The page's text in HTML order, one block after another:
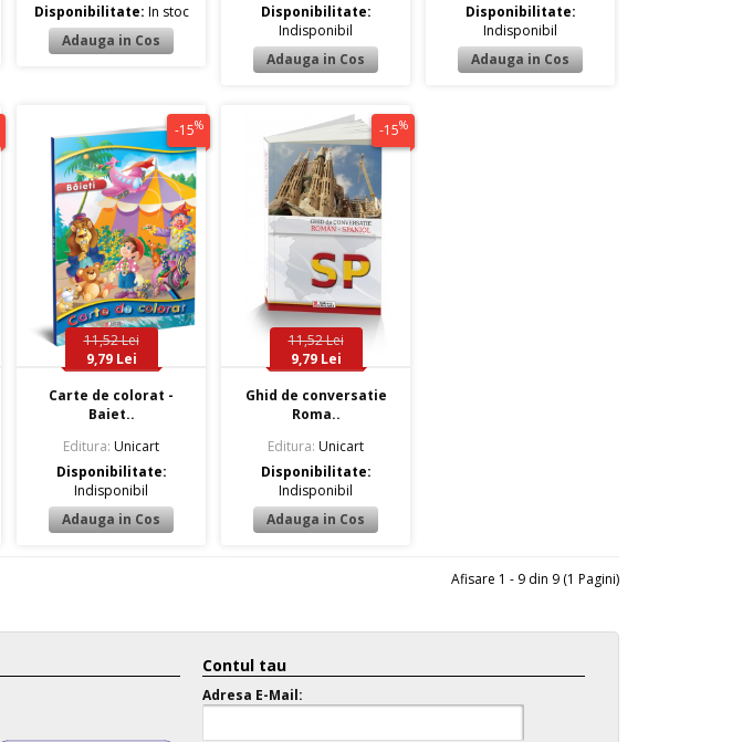
Disponibilitate: In stoc
Disponibilitate:
Indisponibil
Disponibilitate:
Indisponibil
-15%
11,52 Lei
9,79 Lei
Carte de colorat -
Baiet..
Editura: Unicart
Disponibilitate:
Indisponibil
-15%
11,52 Lei
9,79 Lei
Ghid de conversatie
Roma..
Editura: Unicart
Disponibilitate:
Indisponibil
Afisare 1 - 9 din 9 (1 Pagini)
Contul tau
Adresa E-Mail: